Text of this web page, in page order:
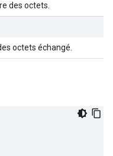
des octets.
octets échangé.